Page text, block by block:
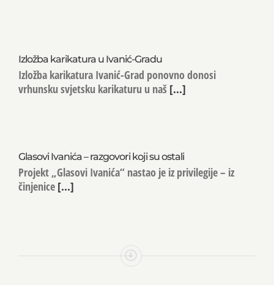
Izložba karikatura u Ivanić-Gradu
Izložba karikatura Ivanić-Grad ponovno donosi
vrhunsku svjetsku karikaturu u naš [...]
Glasovi Ivanića – razgovori koji su ostali
Projekt „Glasovi Ivanića“ nastao je iz privilegije – iz
činjenice [...]